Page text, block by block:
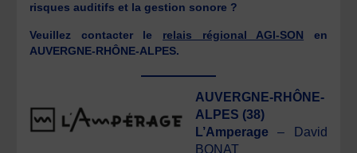
risques auditifs et la gestion sonore ?
Veuillez contacter le relais régional AGI-SON en
AUVERGNE-RHÔNE-ALPES.
AUVERGNE-RHÔNE-
ALPES (38)
L’Amperage – David
BONAT